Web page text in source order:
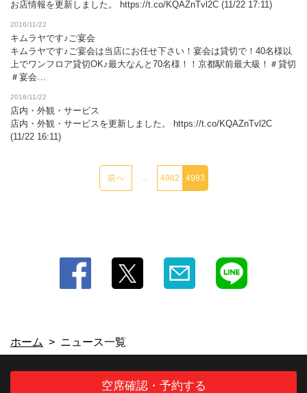
お店情報を更新しました。 https://t.co/KQAZnTvl2C (11/22 17:11)
2016/11/22
キムラヤです♪ご宴会
キムラヤです♪ご宴会は当店にお任せ下さい！宴会は貸切で！40名様以
上でワンフロア貸切OK♪最大なんと70名様！！京都駅前最大級！＃貸切
＃宴会…
2016/11/22
店内・外観・サービス
店内・外観・サービスを更新しました。 https://t.co/KQAZnTvl2C
(11/22 16:11)
前へ ... 4982 4983
この店舗情報をシェアする
ニュース | Italian Bar KIMURAYA 京都駅前
京都府京都市下京区塩小路通烏丸東入ル東塩小路町717-3 飯田惣平
ビル 1F・2F
https://kidshd127.owst.jp/blogs
お店情報をコピー
閉じる
ホーム ニュース一覧
空席確認・予約する